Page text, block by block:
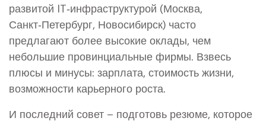
развитой IT‑инфраструктурой (Москва,
Санкт‑Петербург, Новосибирск) часто
предлагают более высокие оклады, чем
небольшие провинциальные фирмы. Взвесь
плюсы и минусы: зарплата, стоимость жизни,
возможности карьерного роста.
И последний совет – подготовь резюме, которое